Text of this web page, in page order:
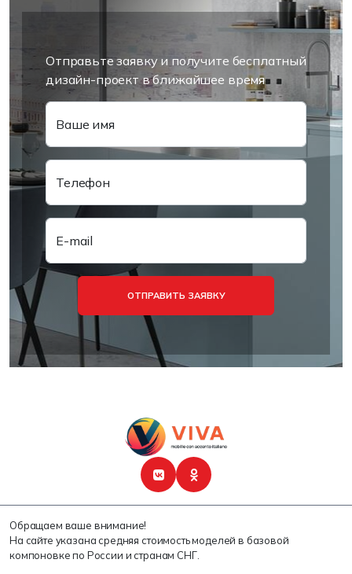
Отправьте заявку и получите бесплатный
дизайн-проект в ближайшее время
Ваше имя
Телефон
E-mail
ОТПРАВИТЬ ЗАЯВКУ
Обращаем ваше внимание!
На сайте указана средняя стоимость моделей в базовой
компоновке по России и странам СНГ.